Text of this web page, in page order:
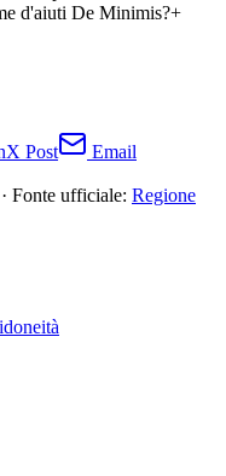
d'aiuti De Minimis?+
X Post Email
· Fonte ufficiale: Regione